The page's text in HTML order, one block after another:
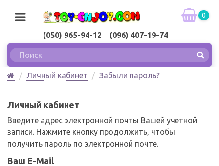
(050) 965-94-12 (096) 407-19-74
0
Личный кабинет Забыли пароль?
Личный кабинет
Введите адрес электронной почты Вашей учетной
записи. Нажмите кнопку продолжить, чтобы
получить пароль по электронной почте.
Ваш E-Mail